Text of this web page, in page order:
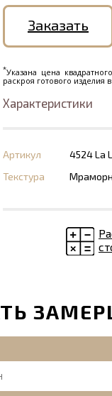
Заказать
*Указана цена
раскроя готового изделия
Характеристики
Артикул 4524 La
Текстура